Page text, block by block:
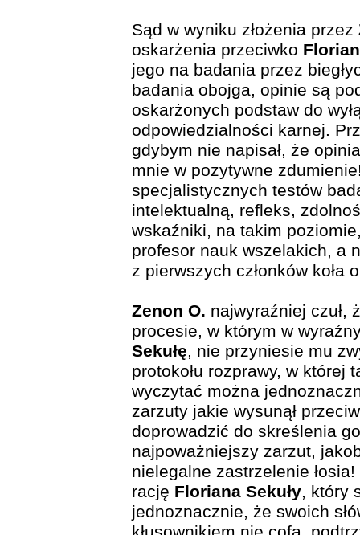
Sąd w wyniku złożenia przez
oskarżenia przeciwko
jego na badania przez
badania obojga, opinie są
oskarżonych podstaw do
odpowiedzialności karnej.
gdybym nie napisał, że
mnie w pozytywne
specjalistycznych testów
intelektualną, refleks,
wskaźniki, na takim
profesor nauk wszelakich, a
z pierwszych członków koła
Zenon O. najwyraźniej czuł,
procesie, w którym w
Sekułę, nie przyniesie mu
protokołu rozprawy, w której
wyczytać można
zarzuty jakie wysunął
doprowadzić do skreślenia
najpoważniejszy zarzut,
nielegalne zastrzelenie
rację Floriana Sekuły, który
jednoznacznie, że swoich